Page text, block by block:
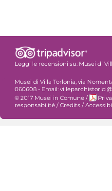
Leggi le recensioni su: Musei di
Musei di Villa Torlonia, via
060608 - Email:
© 2017 Musei in Comune /
responsabilité / Credits /